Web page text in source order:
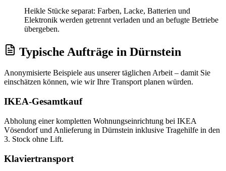
Heikle Stücke separat: Farben, Lacke, Batterien und
Elektronik werden getrennt verladen und an befugte Betriebe
übergeben.
Typische Aufträge in Dürnstein
Anonymisierte Beispiele aus unserer täglichen Arbeit – damit Sie
einschätzen können, wie wir Ihre Transportplanen würden.
IKEA-Gesamtkauf
Abholung einer kompletten Wohnungseinrichtung bei IKEA
Vösendorf und Anlieferung in Dürnstein inklusive Tragehilfe in den
3. Stock ohne Lift.
Klaviertransport